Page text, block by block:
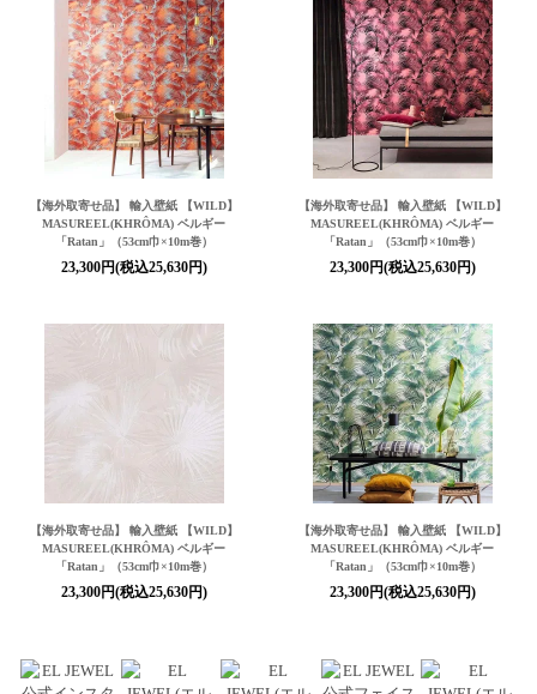
【海外取寄せ品】 輸入壁紙 【WILD】
MASUREEL(KHRÔMA) ベルギー
「Ratan」（53cm巾×10m巻）
23,300円(税込25,630円)
【海外取寄せ品】 輸入壁紙 【WILD】
MASUREEL(KHRÔMA) ベルギー
「Ratan」（53cm巾×10m巻）
23,300円(税込25,630円)
【海外取寄せ品】 輸入壁紙 【WILD】
MASUREEL(KHRÔMA) ベルギー
「Ratan」（53cm巾×10m巻）
23,300円(税込25,630円)
【海外取寄せ品】 輸入壁紙 【WILD】
MASUREEL(KHRÔMA) ベルギー
「Ratan」（53cm巾×10m巻）
23,300円(税込25,630円)